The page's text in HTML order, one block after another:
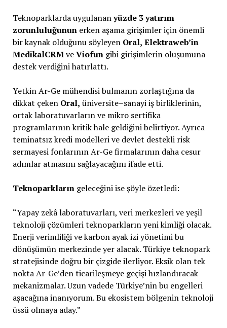
Teknoparklarda uygulananyüzde 3 yatırım
zorunluluğununerken aşama girişimler için önemli
bir kaynak olduğunu söyleyen Oral, Elektraweb’in
MedikalCRMveViofungibi girişimlerin oluşumuna
destek verdiğini hatırlattı.
Yetkin Ar-Ge mühendisi bulmanın zorlaştığına da
dikkat çeken Oral, üniversite–sanayi iş birliklerinin,
ortak laboratuvarların ve mikro sertifika
programlarının kritik hale geldiğini belirtiyor. Ayrıca
teminatsız kredi modelleri ve devlet destekli risk
sermayesi fonlarının Ar-Ge firmalarının daha cesur
adımlar atmasını sağlayacağını ifade etti.
Teknoparklarıngeleceğini ise şöyle özetledi:
“Yapay zekâ laboratuvarları, veri merkezleri ve yeşil
teknoloji çözümleri teknoparkların yeni kimliği olacak.
Enerji verimliliği ve karbon ayak izi yönetimi bu
dönüşümün merkezinde yer alacak. Türkiye teknopark
stratejisinde doğru bir çizgide ilerliyor. Eksik olan tek
nokta Ar-Ge’den ticarileşmeye geçişi hızlandıracak
mekanizmalar. Uzun vadede Türkiye’nin bu engelleri
aşacağına inanıyorum. Bu ekosistem bölgenin teknoloji
üssü olmaya aday.”